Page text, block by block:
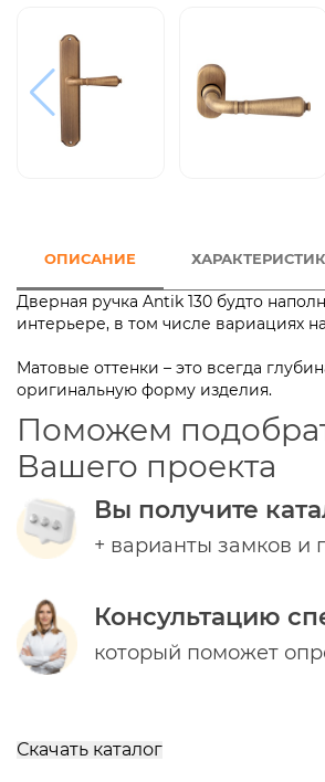
ОПИСАНИЕ
Дверная ручка Antik 130 будто
интерьере, в том числе вариациях
Матовые оттенки – это всегда
оригинальную форму изделия.
Поможем
Вашего проекта
Вы получите
+ варианты замков и
Консультацию
который поможет
Скачать каталог